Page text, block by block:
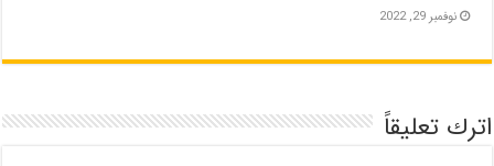
نوفمبر 29, 2022
اترك تعليقاً